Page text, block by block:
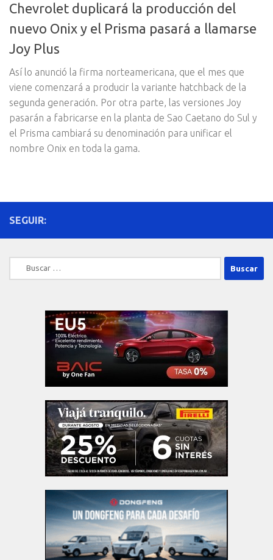
Chevrolet duplicará la producción del
nuevo Onix y el Prisma pasará a llamarse
Joy Plus
Así lo anunció la firma norteamericana, que el mes que
viene comenzará a producir la variante hatchback de la
segunda generación. Por otra parte, las versiones Joy
pasarán a fabricarse en la planta de Sao Caetano do Sul y
el Prisma cambiará su denominación para unificar el
nombre Onix en toda la gama.
SEGUIR:
Buscar: